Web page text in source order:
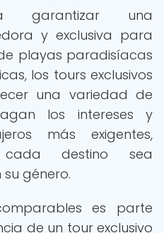
garantizar una
y exclusiva para
playas paradisíacas
los tours exclusivos
una variedad de
los intereses y
más exigentes,
destino sea
género.
es parte
de un tour exclusivo